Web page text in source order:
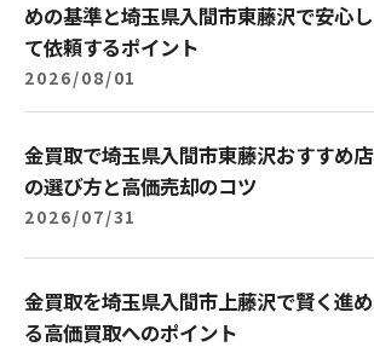
めの基準と埼玉県入間市東藤沢で安心し
て依頼するポイント
2026/08/01
金買取で埼玉県入間市東藤沢おすすめ店
の選び方と高価売却のコツ
2026/07/31
金買取を埼玉県入間市上藤沢で賢く進め
る高価買取へのポイント